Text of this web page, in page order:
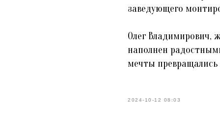
заведующего
Олег Владимирович,
наполнен
мечты
2024-10-12 08:03